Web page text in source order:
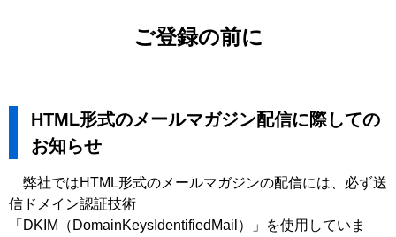
ご登録の前に
HTML形式のメールマガジン配信に際しての
お知らせ
弊社ではHTML形式のメールマガジンの配信には、必ず送
信ドメイン認証技術
「DKIM（DomainKeysIdentifiedMail）」を使用していま